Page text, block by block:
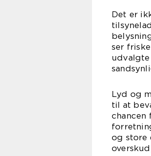
Det er
ser
Lyd og
til at
chancen
og store